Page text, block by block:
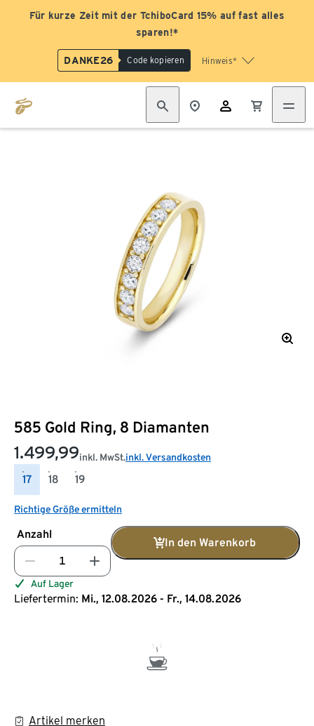
Für kurze Zeit mit der TchiboCard 15% auf fast alles
sparen!*
DANKE26 Code kopieren Hinweis*
585 Gold Ring, 8 Diamanten
1.499,99inkl. MwSt.inkl. Versandkosten
17 18 19
Richtige Größe ermitteln
Anzahl
In den Warenkorb
Auf Lager
Liefertermin: Mi., 12.08.2026 - Fr., 14.08.2026
Artikel merken